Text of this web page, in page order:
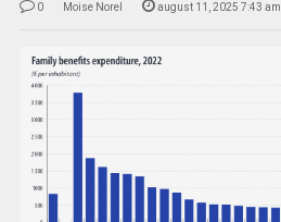
0 Moise Norel august 11, 2025 7:43 am